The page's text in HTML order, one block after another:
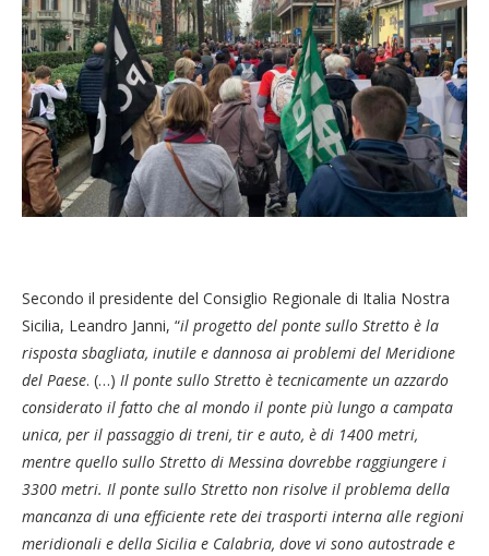
Secondo il presidente del Consiglio Regionale di Italia Nostra
Sicilia, Leandro Janni, “il progetto del ponte sullo Stretto è la
risposta sbagliata, inutile e dannosa ai problemi del Meridione
del Paese. (…) Il ponte sullo Stretto è tecnicamente un azzardo
considerato il fatto che al mondo il ponte più lungo a campata
unica, per il passaggio di treni, tir e auto, è di 1400 metri,
mentre quello sullo Stretto di Messina dovrebbe raggiungere i
3300 metri. Il ponte sullo Stretto non risolve il problema della
mancanza di una efficiente rete dei trasporti interna alle regioni
meridionali e della Sicilia e Calabria, dove vi sono autostrade e